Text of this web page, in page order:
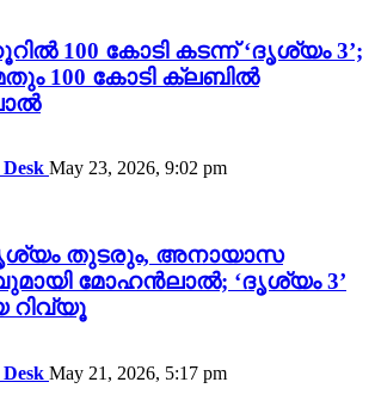
100 കോടി കടന്ന് ‘ദൃശ്യം 3’;
100 കോടി ക്ലബിൽ
May 23, 2026, 9:02 pm
തുടരും, അനായാസ
മോഹൻലാൽ; ‘ദൃശ്യം 3’
റിവ്യൂ
May 21, 2026, 5:17 pm